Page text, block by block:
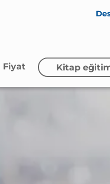
Fiyat Kitap